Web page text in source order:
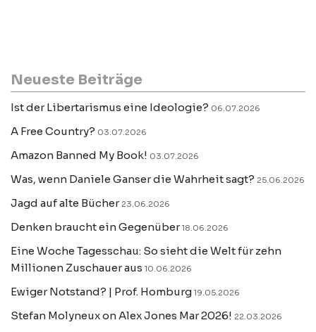
Neueste Beiträge
Ist der Libertarismus eine Ideologie? 06.07.2026
A Free Country? 03.07.2026
Amazon Banned My Book! 03.07.2026
Was, wenn Daniele Ganser die Wahrheit sagt? 25.06.2026
Jagd auf alte Bücher 23.06.2026
Denken braucht ein Gegenüber 18.06.2026
Eine Woche Tagesschau: So sieht die Welt für zehn
Millionen Zuschauer aus 10.06.2026
Ewiger Notstand? | Prof. Homburg 19.05.2026
Stefan Molyneux on Alex Jones Mar 2026! 22.03.2026